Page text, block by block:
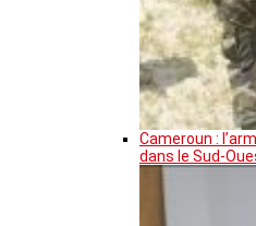
Cameroun :
dans le Sud-